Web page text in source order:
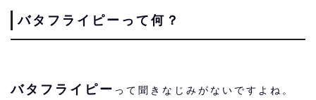
バタフライピーって何？
バタフライピー って聞きなじみがないですよね。